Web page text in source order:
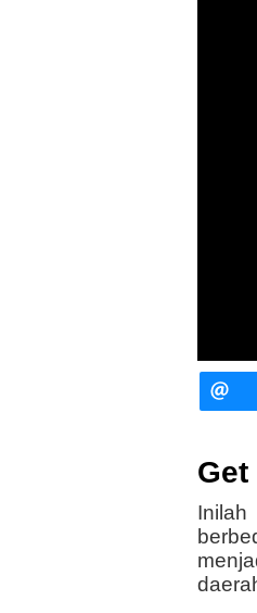
Get
Inilah